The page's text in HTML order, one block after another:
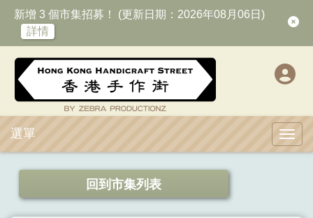
新增 3 個市集招募！ (更新日期：2026年08月06日)
詳情
選單
回到市集列表